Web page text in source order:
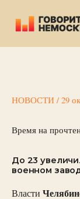
содержимому
НОВОСТИ / 29
Время на
До 23
военном
Власти